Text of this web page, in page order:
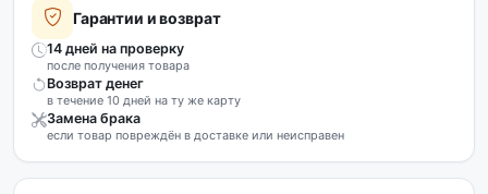
Гарантии и возврат
14 дней на проверку
после получения товара
Возврат денег
в течение 10 дней на ту же карту
Замена брака
если товар повреждён в доставке или неисправен